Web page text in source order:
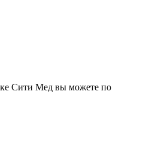
Сити Мед вы можете по